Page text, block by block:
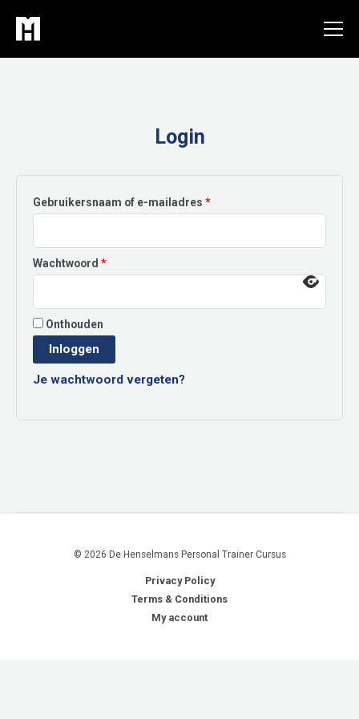
naar
de
Login
Gebruikersnaam of e-mailadres *Vereist
Wachtwoord *Vereist
Onthouden
Inloggen
Je wachtwoord vergeten?
© 2026 De Henselmans Personal Trainer Cursus
Privacy Policy
Terms & Conditions
My account